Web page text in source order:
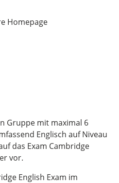
Homepage
Gruppe mit maximal 6
Englisch auf Niveau
das Exam Cambridge
vor.
English Exam im